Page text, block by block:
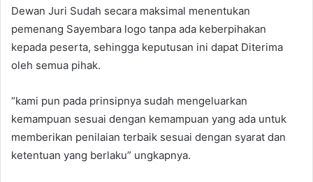
Dewan Juri Sudah secara maksimal menentukan
pemenang Sayembara logo tanpa ada keberpihakan
kepada peserta, sehingga keputusan ini dapat Diterima
oleh semua pihak.
“kami pun pada prinsipnya sudah mengeluarkan
kemampuan sesuai dengan kemampuan yang ada untuk
memberikan penilaian terbaik sesuai dengan syarat dan
ketentuan yang berlaku” ungkapnya.